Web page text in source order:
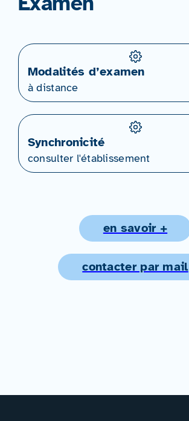
Modalités d’examen
à distance
Synchronicité
consulter l'établissement
en savoir +
contacter par mail